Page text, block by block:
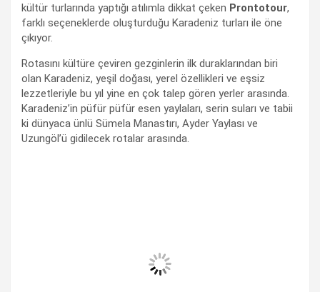
kültür turlarında yaptığı atılımla dikkat çeken Prontotour,
farklı seçeneklerde oluşturduğu Karadeniz turları ile öne
çıkıyor.
Rotasını kültüre çeviren gezginlerin ilk duraklarından biri
olan Karadeniz, yeşil doğası, yerel özellikleri ve eşsiz
lezzetleriyle bu yıl yine en çok talep gören yerler arasında.
Karadeniz’in püfür püfür esen yaylaları, serin suları ve tabii
ki dünyaca ünlü Sümela Manastırı, Ayder Yaylası ve
Uzungöl’ü gidilecek rotalar arasında.